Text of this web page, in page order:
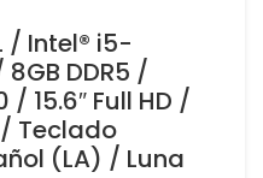
/ Intel® i5-
8GB DDR5 /
/ 15.6″ Full HD /
/ Teclado
(LA) / Luna